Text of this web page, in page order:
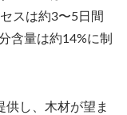
スは約3〜5日間
含量は約14%に制
供し、木材が望ま